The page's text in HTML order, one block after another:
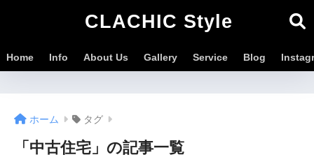
CLACHIC Style
Home Info About Us Gallery Service Blog
ホーム タグ
「中古住宅」の記事一覧